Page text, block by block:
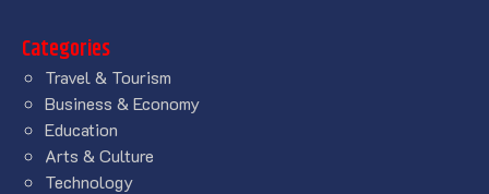
Categories
Travel & Tourism
Business & Economy
Education
Arts & Culture
Technology